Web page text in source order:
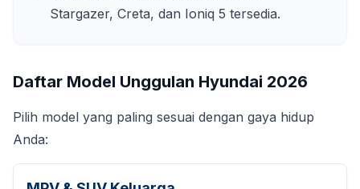
Stargazer, Creta, dan Ioniq 5 tersedia.
Daftar Model Unggulan Hyundai 2026
Pilih model yang paling sesuai dengan gaya hidup
Anda: